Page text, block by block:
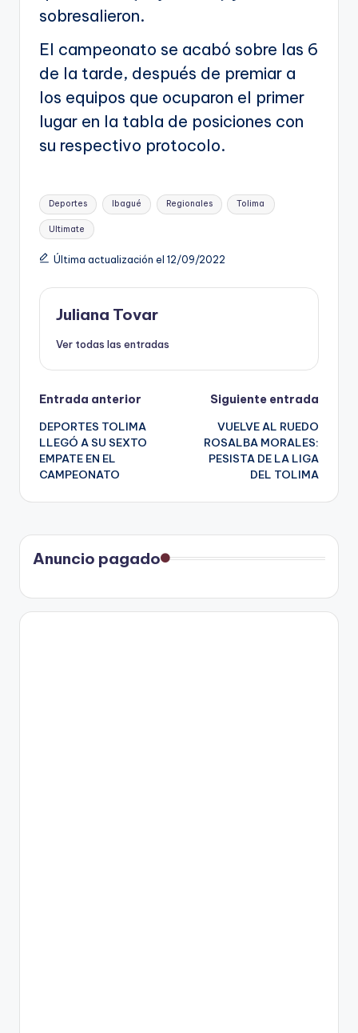
sobresalieron.
El campeonato se acabó sobre las 6
de la tarde, después de premiar a
los equipos que ocuparon el primer
lugar en la tabla de posiciones con
su respectivo protocolo.
Etiquetas:
Deportes Ibagué Regionales Tolima
Ultimate
Última actualización el 12/09/2022
Juliana Tovar
Ver todas las entradas
Navegación
de
entradas
Entrada anterior
DEPORTES TOLIMA
LLEGÓ A SU SEXTO
EMPATE EN EL
CAMPEONATO
Siguiente entrada
VUELVE AL RUEDO
ROSALBA MORALES:
PESISTA DE LA LIGA
DEL TOLIMA
Anuncio pagado